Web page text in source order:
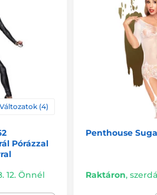
Változatok (4)
Pórázzal
12. Önnél
Penthouse
Raktáron,